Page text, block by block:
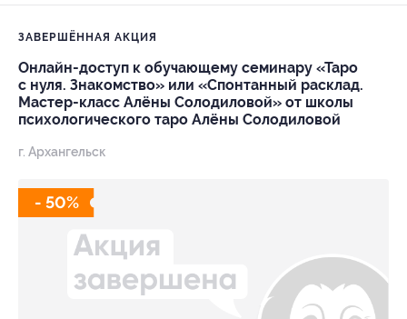
ЗАВЕРШЁННАЯ АКЦИЯ
Онлайн-доступ к обучающему семинару «Таро
с нуля. Знакомство» или «Спонтанный расклад.
Мастер-класс Алёны Солодиловой» от школы
психологического таро Алёны Солодиловой
г. Архангельск
- 50%